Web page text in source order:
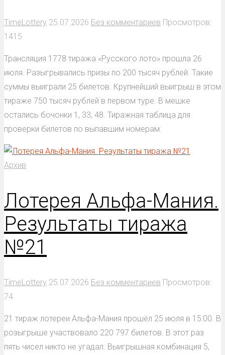
TimeLottery 25.07.2026 Без комментариев Просмотров:
1415
Трансляция 1778 тиража «Русского лото» прошла 26
июля. Разыгрывались призы по 200 тысяч рублей. Такие
суммы выиграли 25 билетов. Крупнейший выигрыш в этом
тираже 750 тысяч рублей в первом туре. В мешке
остались бочонки 1, 33, 48. Тиражная таблица для
проверки билетов по выпавшим номерам:
Архив
Лотерея Альфа-Мания.
Результаты тиража
№21
TimeLottery 25.07.2026 Без комментариев Просмотров:
74
21 тираж лотереи Альфа-Мания прошёл 25 июля в 15:00. В
розыгрыше участвовало 220 797 билетов. В этот раз
пять чисел никто не угадал. Выигрышная комбинация 5,